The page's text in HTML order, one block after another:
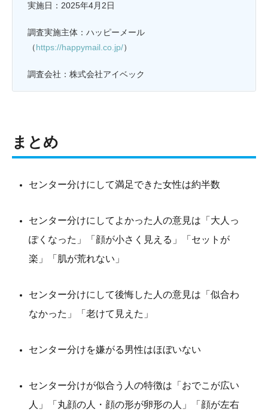
実施日：2025年4月2日
調査実施主体：ハッピーメール
（https://happymail.co.jp/）
調査会社：株式会社アイベック
まとめ
センター分けにして満足できた女性は約半数
センター分けにしてよかった人の意見は「大人っ
ぽくなった」「顔が小さく見える」「セットが
楽」「肌が荒れない」
センター分けにして後悔した人の意見は「似合わ
なかった」「老けて見えた」
センター分けを嫌がる男性はほぼいない
センター分けが似合う人の特徴は「おでこが広い
人」「丸顔の人・顔の形が卵形の人」「顔が左右